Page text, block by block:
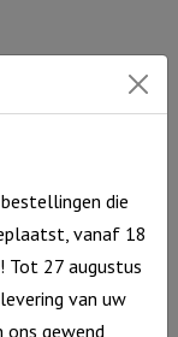
die
vanaf 18
Tot 27 augustus
van uw
ons gewend